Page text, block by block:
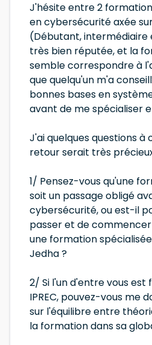
J'hésite entre 2
en cybersécurité axée
(Débutant, intermédiaire
très bien réputée, et la
semble correspondre à
que quelqu'un m'a
bonnes bases en
avant de me spécialiser
J'ai quelques questions
retour serait très
1/ Pensez-vous qu'une
soit un passage obligé
cybersécurité, ou est-il
passer et de
une formation
Jedha ?
2/ Si l'un d'entre vous est
IPREC, pouvez-vous me
sur l'équilibre entre
la formation dans sa